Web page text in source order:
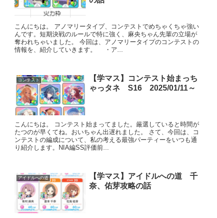
こんにちは。 アノマリータイプ、コンテストでめちゃくちゃ強い
んです。短期決戦のルールで特に強く、麻央ちゃん先輩の立場が
奪われちゃいました。 今回は、アノマリータイプのコンテストの
情報を、紹介していきます。 ・ア...
コンテスト
【学マス】コンテスト始まっち
ゃっタネ S16 2025/01/11～
こんにちは。 コンテスト始まってました。厳選していると時間が
たつのが早くてね。おいちゃん出遅れました。 さて、今回は、コ
ンテストの編成について、私の考える最強パーティーをいつも通
り紹介します。NIA編SS評価前...
アイドルへの道
【学マス】アイドルへの道 千
奈、佑芽攻略の話